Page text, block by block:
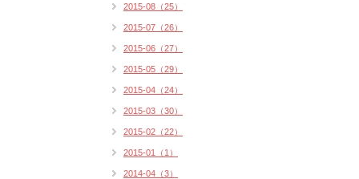
2015-08（25）
2015-07（26）
2015-06（27）
2015-05（29）
2015-04（24）
2015-03（30）
2015-02（22）
2015-01（1）
2014-04（3）